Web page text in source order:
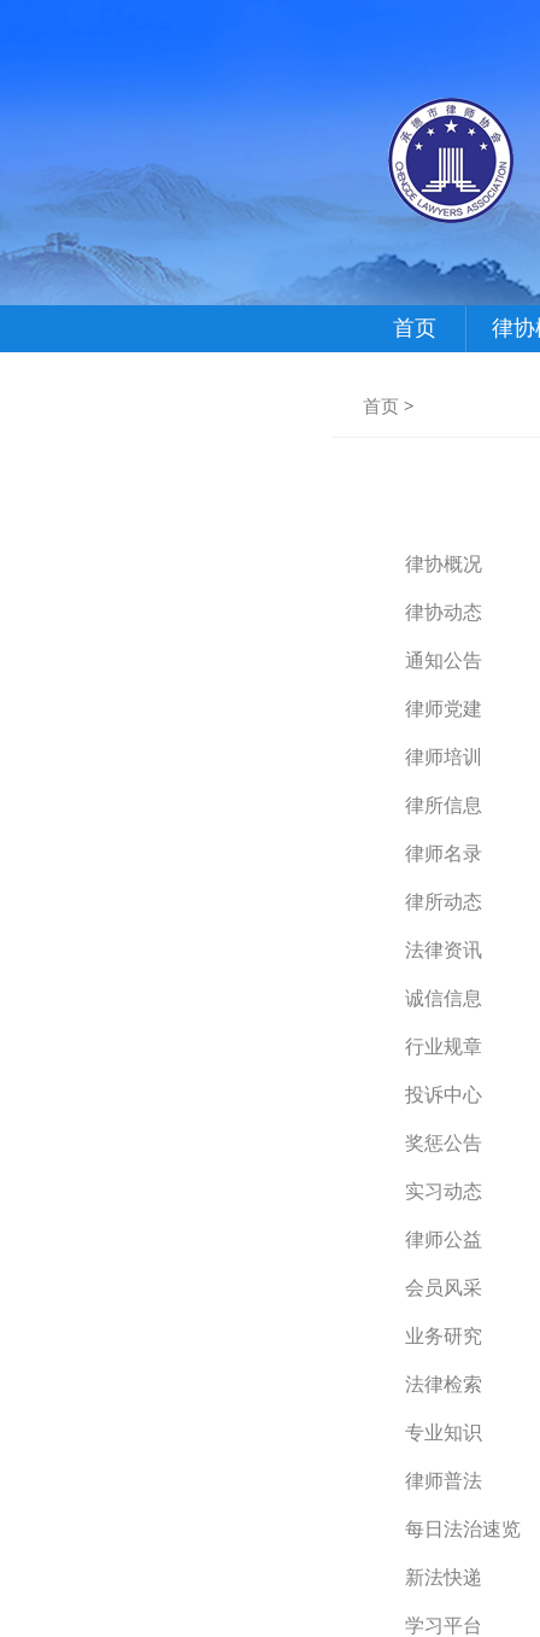
首页 律协
首页 >
律协概况
律协动态
通知公告
律师党建
律师培训
律所信息
律师名录
律所动态
法律资讯
诚信信息
行业规章
投诉中心
奖惩公告
实习动态
律师公益
会员风采
业务研究
法律检索
专业知识
律师普法
每日法治速览
新法快递
学习平台